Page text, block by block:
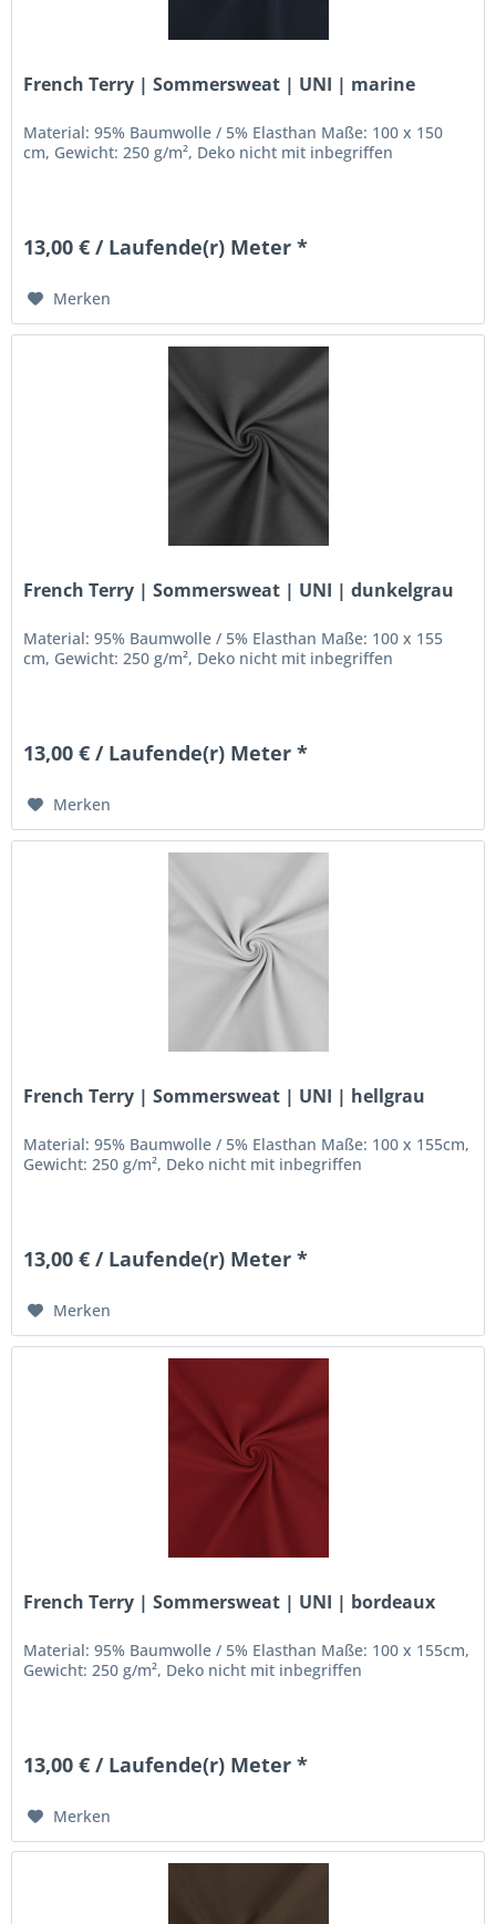
French Terry | Sommersweat | UNI | marine
Material: 95% Baumwolle / 5% Elasthan Maße: 100 x 150
cm, Gewicht: 250 g/m², Deko nicht mit inbegriffen
13,00 € / Laufende(r) Meter *
Merken
French Terry | Sommersweat | UNI | dunkelgrau
Material: 95% Baumwolle / 5% Elasthan Maße: 100 x 155
cm, Gewicht: 250 g/m², Deko nicht mit inbegriffen
13,00 € / Laufende(r) Meter *
Merken
French Terry | Sommersweat | UNI | hellgrau
Material: 95% Baumwolle / 5% Elasthan Maße: 100 x 155cm,
Gewicht: 250 g/m², Deko nicht mit inbegriffen
13,00 € / Laufende(r) Meter *
Merken
French Terry | Sommersweat | UNI | bordeaux
Material: 95% Baumwolle / 5% Elasthan Maße: 100 x 155cm,
Gewicht: 250 g/m², Deko nicht mit inbegriffen
13,00 € / Laufende(r) Meter *
Merken